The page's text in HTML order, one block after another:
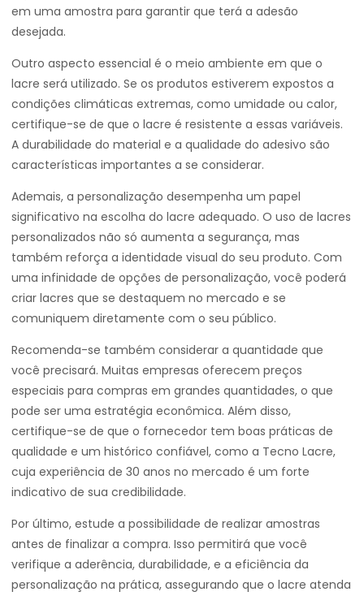
em uma amostra para garantir que terá a adesão
desejada.
Outro aspecto essencial é o meio ambiente em que o
lacre será utilizado. Se os produtos estiverem expostos a
condições climáticas extremas, como umidade ou calor,
certifique-se de que o lacre é resistente a essas variáveis.
A durabilidade do material e a qualidade do adesivo são
características importantes a se considerar.
Ademais, a personalização desempenha um papel
significativo na escolha do lacre adequado. O uso de lacres
personalizados não só aumenta a segurança, mas
também reforça a identidade visual do seu produto. Com
uma infinidade de opções de personalização, você poderá
criar lacres que se destaquem no mercado e se
comuniquem diretamente com o seu público.
Recomenda-se também considerar a quantidade que
você precisará. Muitas empresas oferecem preços
especiais para compras em grandes quantidades, o que
pode ser uma estratégia econômica. Além disso,
certifique-se de que o fornecedor tem boas práticas de
qualidade e um histórico confiável, como a Tecno Lacre,
cuja experiência de 30 anos no mercado é um forte
indicativo de sua credibilidade.
Por último, estude a possibilidade de realizar amostras
antes de finalizar a compra. Isso permitirá que você
verifique a aderência, durabilidade, e a eficiência da
personalização na prática, assegurando que o lacre atenda